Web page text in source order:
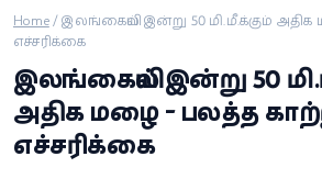
வெப்ஸ்டோரி
தமிழ்
Home/இலங்கையில் இன்று 50 மி.மீ.க்கும்
எச்சரிக்கை
இலங்கையில் இன்று 50
அதிக மழை - பலத்த
எச்சரிக்கை